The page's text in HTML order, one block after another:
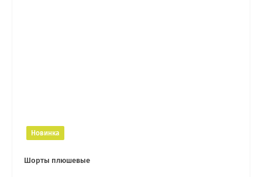
Новинка
Шорты плюшевые